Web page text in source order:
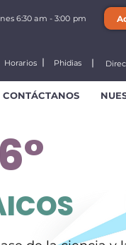
6:30 am - 3:00 pm
Horarios Phidias
CONTÁCTANOS